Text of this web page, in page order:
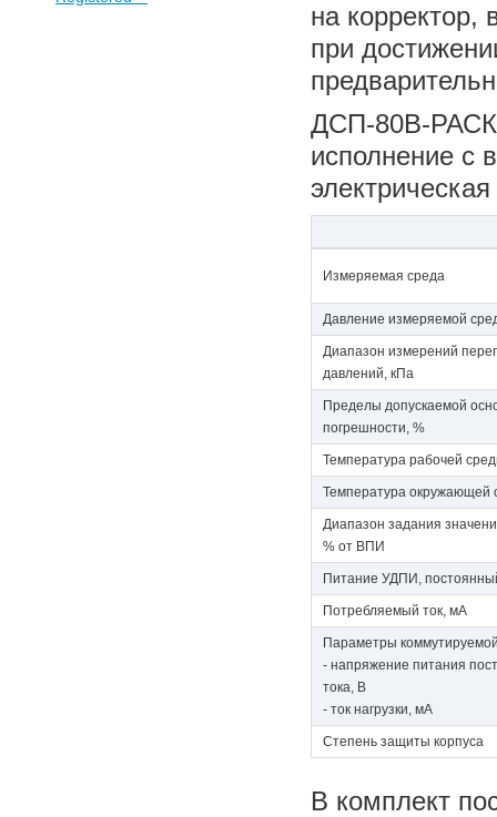
на корректор,
при
ДСП-80В-
исполнение с
Измеряемая среда
Давление измеряемой
Диапазон измерений
давлений, кПа
Пределы допускаемой
погрешности, %
Температура рабочей
Температура окружающей
Диапазон задания
% от ВПИ
Питание УДПИ,
Потребляемый ток, мА
Параметры
- напряжение питания
тока, В
- ток нагрузки, мА
Степень защиты корпуса
В комплект